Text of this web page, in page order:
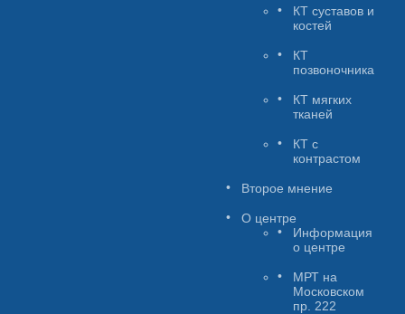
КТ суставов и
костей
КТ
позвоночника
КТ мягких
тканей
КТ с
контрастом
Второе мнение
О центре
Информация
о центре
МРТ на
Московском
пр. 222